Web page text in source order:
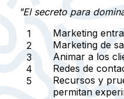
"El secreto para
Marketing
Marketing de
Animar a los
Redes de
Recursos y
permitan